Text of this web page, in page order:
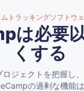
ムトラッキングソフトウ
は必要
くする
ジェクトを把握し
の過剰な機能